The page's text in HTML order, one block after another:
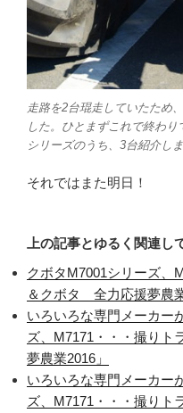
走路を2台琨走していたため
した。ひとまずこれで終わ
シリーズのうち、3台紹介し
それではまた明日！
上の記事とゆるく関連し
クボタM7001シリーズ、
＆クボタ 全力応援夢農業
いろいろな専門メーカー
ズ、M7171・・・撮り
夢農業2016」
いろいろな専門メーカー
ズ、M7171・・・撮り